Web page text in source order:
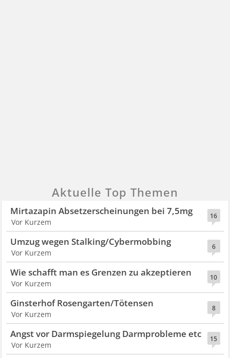
Aktuelle Top Themen
16
Mirtazapin Absetzerscheinungen bei 7,5mg
Vor Kurzem
6
Umzug wegen Stalking/Cybermobbing
Vor Kurzem
10
Wie schafft man es Grenzen zu akzeptieren
Vor Kurzem
8
Ginsterhof Rosengarten/Tötensen
Vor Kurzem
15
Angst vor Darmspiegelung Darmprobleme etc
Vor Kurzem